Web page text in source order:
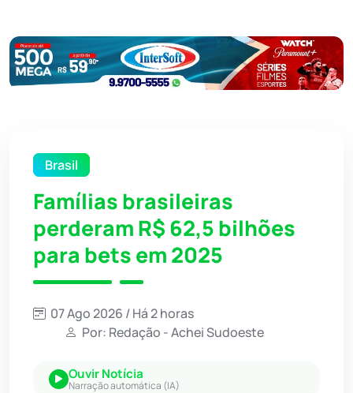
Brasil
Famílias brasileiras
perderam R$ 62,5 bilhões
para bets em 2025
07 Ago 2026 / Há 2 horas
Por: Redação - Achei Sudoeste
Ouvir Notícia
Narração automática (IA)